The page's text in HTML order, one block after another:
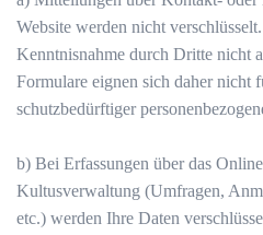
Website werden nicht
Kenntnisnahme durch Dritte nicht
Formulare eignen sich daher nicht
schutzbedürftiger
b) Bei Erfassungen über das
Kultusverwaltung (Umfragen,
etc.) werden Ihre Daten